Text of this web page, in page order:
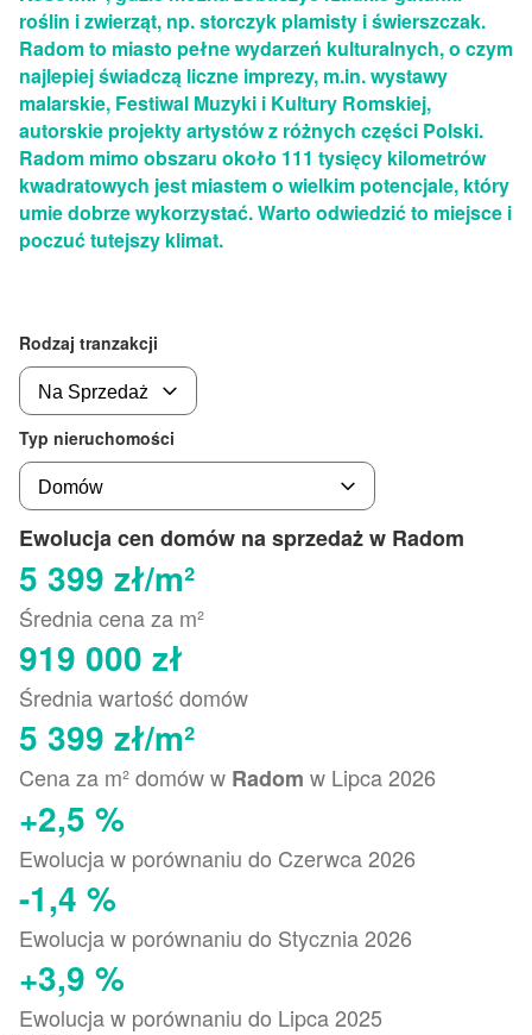
roślin i zwierząt, np. storczyk plamisty i świerszczak.
Radom to miasto pełne wydarzeń kulturalnych, o czym
najlepiej świadczą liczne imprezy, m.in. wystawy
malarskie, Festiwal Muzyki i Kultury Romskiej,
autorskie projekty artystów z różnych części Polski.
Radom mimo obszaru około 111 tysięcy kilometrów
kwadratowych jest miastem o wielkim potencjale, który
umie dobrze wykorzystać. Warto odwiedzić to miejsce i
poczuć tutejszy klimat.
Rodzaj tranzakcji
Typ nieruchomości
Ewolucja cen domów na sprzedaż w Radom
5 399 zł/m²
Średnia cena za m²
919 000 zł
Średnia wartość domów
5 399 zł/m²
Cena za m² domów w Radom w Lipca 2026
+2,5 %
Ewolucja w porównaniu do Czerwca 2026
-1,4 %
Ewolucja w porównaniu do Stycznia 2026
+3,9 %
Ewolucja w porównaniu do Lipca 2025